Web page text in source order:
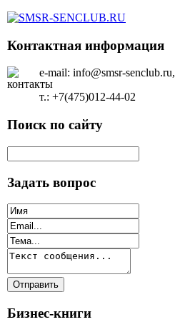
Контактная информация
e-mail: info@smsr-senclub.ru,
т.: +7(475)012-44-02
Поиск по сайту
Задать вопрос
Бизнес-книги